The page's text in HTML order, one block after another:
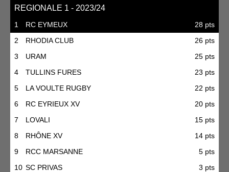
REGIONALE 1 - 2023/24
1 RC EYMEUX
28 pts
2
RHODIA CLUB
26 pts
3
URAM
25 pts
4
TULLINS FURES
23 pts
5
LA VOULTE RUGBY
22 pts
6
RC EYRIEUX XV
20 pts
7
LOVALI
15 pts
8
RHÔNE XV
14 pts
9
RCC MARSANNE
5 pts
10 SC PRIVAS 3 pts